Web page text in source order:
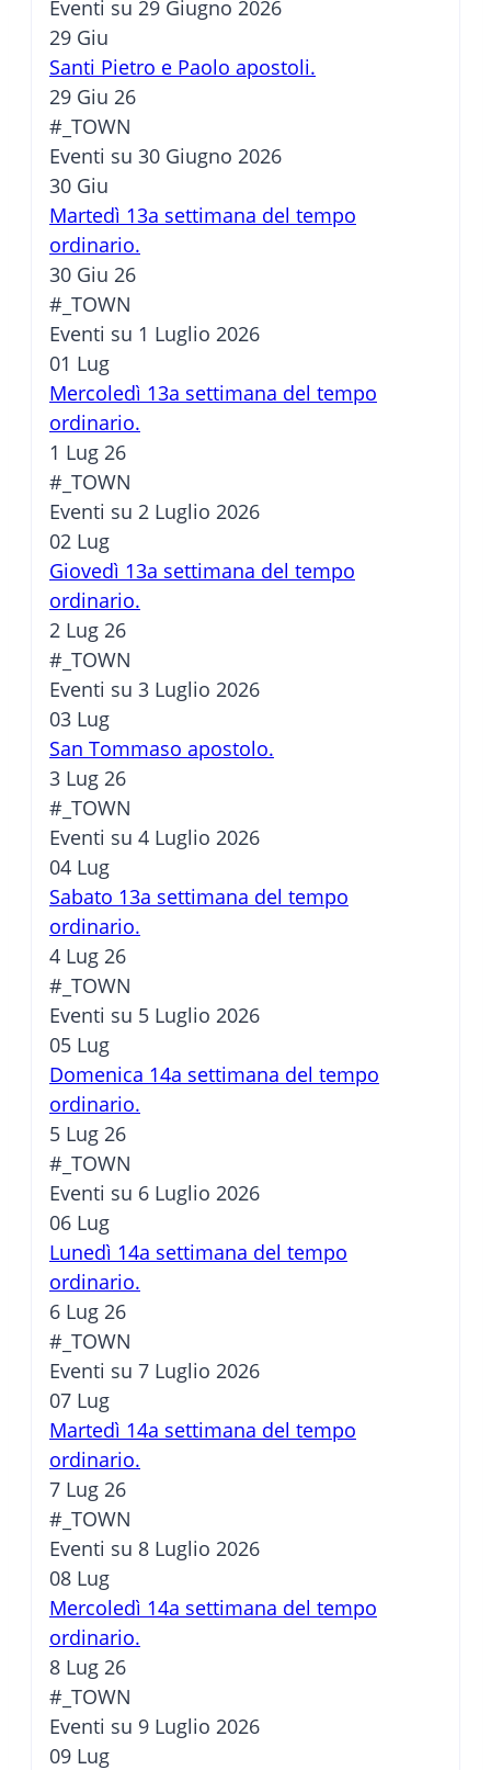
Eventi su 29 Giugno 2026
29 Giu
Santi Pietro e Paolo apostoli.
29 Giu 26
#_TOWN
Eventi su 30 Giugno 2026
30 Giu
Martedì 13a settimana del tempo
ordinario.
30 Giu 26
#_TOWN
Eventi su 1 Luglio 2026
01 Lug
Mercoledì 13a settimana del tempo
ordinario.
1 Lug 26
#_TOWN
Eventi su 2 Luglio 2026
02 Lug
Giovedì 13a settimana del tempo
ordinario.
2 Lug 26
#_TOWN
Eventi su 3 Luglio 2026
03 Lug
San Tommaso apostolo.
3 Lug 26
#_TOWN
Eventi su 4 Luglio 2026
04 Lug
Sabato 13a settimana del tempo
ordinario.
4 Lug 26
#_TOWN
Eventi su 5 Luglio 2026
05 Lug
Domenica 14a settimana del tempo
ordinario.
5 Lug 26
#_TOWN
Eventi su 6 Luglio 2026
06 Lug
Lunedì 14a settimana del tempo
ordinario.
6 Lug 26
#_TOWN
Eventi su 7 Luglio 2026
07 Lug
Martedì 14a settimana del tempo
ordinario.
7 Lug 26
#_TOWN
Eventi su 8 Luglio 2026
08 Lug
Mercoledì 14a settimana del tempo
ordinario.
8 Lug 26
#_TOWN
Eventi su 9 Luglio 2026
09 Lug